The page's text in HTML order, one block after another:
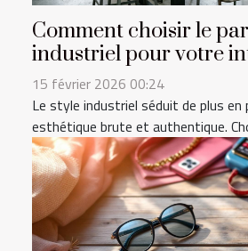
Comment choisir le
industriel pour votre
15 février 2026 00:24
Le style industriel séduit de plus en
esthétique brute et authentique.